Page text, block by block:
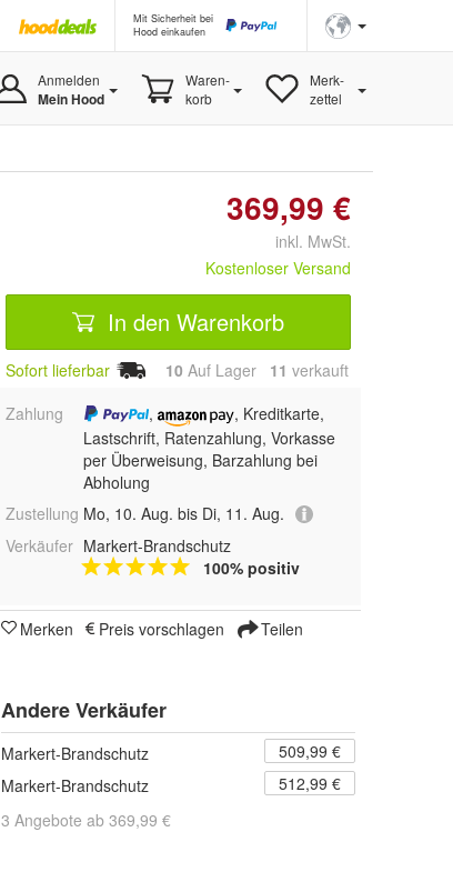
Mit Sicherheit bei
Hood einkaufen
Anmelden
Mein Hood
Waren-
korb
Merk-
zettel
369,99 €
inkl. MwSt.
Kostenloser Versand
In den Warenkorb
Sofort lieferbar 10 Auf Lager 11 verkauft
Zahlung
,
, Kreditkarte,
Lastschrift, Ratenzahlung, Vorkasse
per Überweisung, Barzahlung bei
Abholung
Zustellung Mo, 10. Aug. bis Di, 11. Aug.
Verkäufer Markert-Brandschutz
100% positiv
Merken Preis vorschlagen Teilen
Andere Verkäufer
Markert-Brandschutz
509,99 €
Markert-Brandschutz
512,99 €
3 Angebote ab 369,99 €